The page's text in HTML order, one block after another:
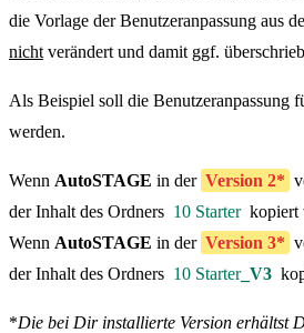
die Vorlage der Benutzeranpassung aus
nicht verändert und damit ggf.
Als Beispiel soll die Benutzeranpassung
werden.
Wenn AutoSTAGE in der Version 2*
der Inhalt des Ordners 10 Starter kopiert
Wenn AutoSTAGE in der Version 3*
der Inhalt des Ordners 10 Starter_V3
*Die bei Dir installierte Version erhältst